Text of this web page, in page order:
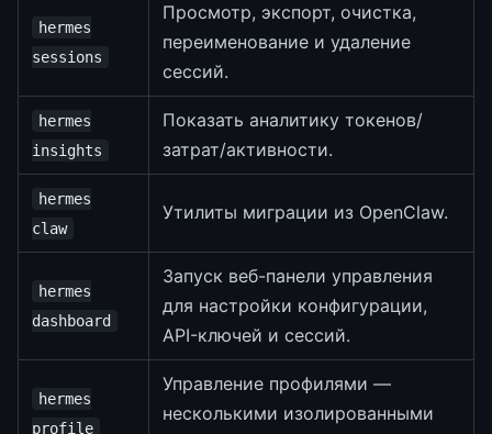
hermes
sessions
Просмотр, экспорт, очистка,
переименование и удаление
сессий.
hermes
insights
Показать аналитику токенов/
затрат/активности.
hermes
claw
Утилиты миграции из OpenClaw.
hermes
dashboard
Запуск веб-панели управления
для настройки конфигурации,
API-ключей и сессий.
hermes
profile
Управление профилями —
несколькими изолированными